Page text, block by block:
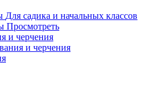
Для садика и начальных классов
Просмотреть
и черчения
и черчения